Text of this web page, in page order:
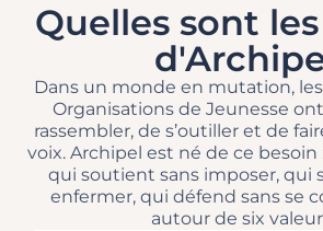
Quelles sont
Dans un monde en mutation,
Organisations de Jeunesse
rassembler, de s’outiller et de
voix. Archipel est né de ce
qui soutient sans imposer, qui
enfermer, qui défend sans se
autour de six